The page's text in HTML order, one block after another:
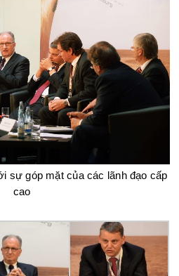
sự góp mặt của các lãnh đạo cấp
cao